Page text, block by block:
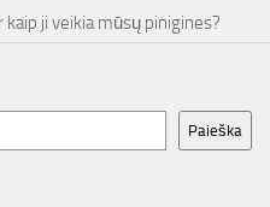
kaip ji veikia mūsų pinigines?
Paieška